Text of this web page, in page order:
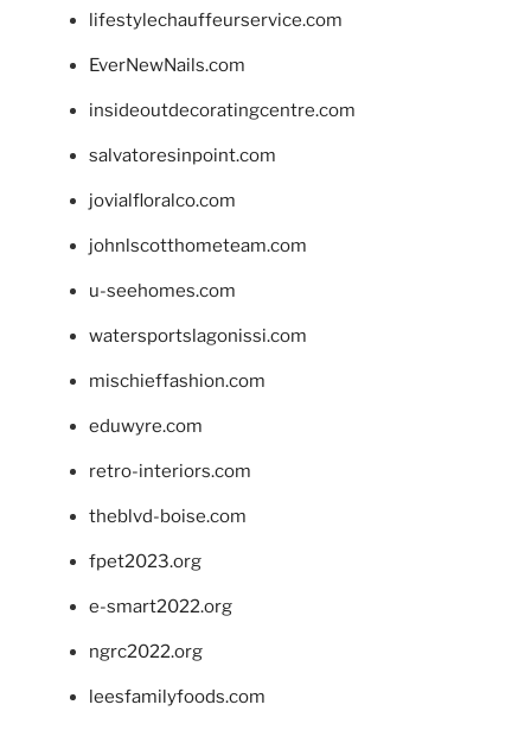
lifestylechauffeurservice.com
EverNewNails.com
insideoutdecoratingcentre.com
salvatoresinpoint.com
jovialfloralco.com
johnlscotthometeam.com
u-seehomes.com
watersportslagonissi.com
mischieffashion.com
eduwyre.com
retro-interiors.com
theblvd-boise.com
fpet2023.org
e-smart2022.org
ngrc2022.org
leesfamilyfoods.com